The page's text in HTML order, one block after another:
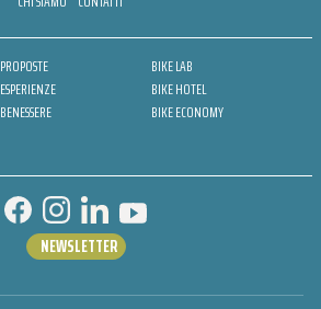
PROPOSTE
ESPERIENZE
BENESSERE
BIKE LAB
BIKE HOTEL
BIKE ECONOMY
NEWSLETTER